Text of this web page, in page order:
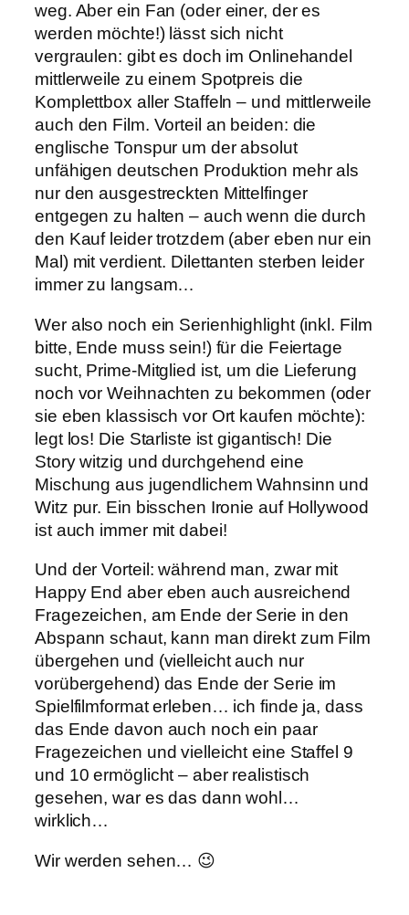
weg. Aber ein Fan (oder einer, der es
werden möchte!) lässt sich nicht
vergraulen: gibt es doch im Onlinehandel
mittlerweile zu einem Spotpreis die
Komplettbox aller Staffeln – und mittlerweile
auch den Film. Vorteil an beiden: die
englische Tonspur um der absolut
unfähigen deutschen Produktion mehr als
nur den ausgestreckten Mittelfinger
entgegen zu halten – auch wenn die durch
den Kauf leider trotzdem (aber eben nur ein
Mal) mit verdient. Dilettanten sterben leider
immer zu langsam…
Wer also noch ein Serienhighlight (inkl. Film
bitte, Ende muss sein!) für die Feiertage
sucht, Prime-Mitglied ist, um die Lieferung
noch vor Weihnachten zu bekommen (oder
sie eben klassisch vor Ort kaufen möchte):
legt los! Die Starliste ist gigantisch! Die
Story witzig und durchgehend eine
Mischung aus jugendlichem Wahnsinn und
Witz pur. Ein bisschen Ironie auf Hollywood
ist auch immer mit dabei!
Und der Vorteil: während man, zwar mit
Happy End aber eben auch ausreichend
Fragezeichen, am Ende der Serie in den
Abspann schaut, kann man direkt zum Film
übergehen und (vielleicht auch nur
vorübergehend) das Ende der Serie im
Spielfilmformat erleben… ich finde ja, dass
das Ende davon auch noch ein paar
Fragezeichen und vielleicht eine Staffel 9
und 10 ermöglicht – aber realistisch
gesehen, war es das dann wohl…
wirklich…
Wir werden sehen… 😉